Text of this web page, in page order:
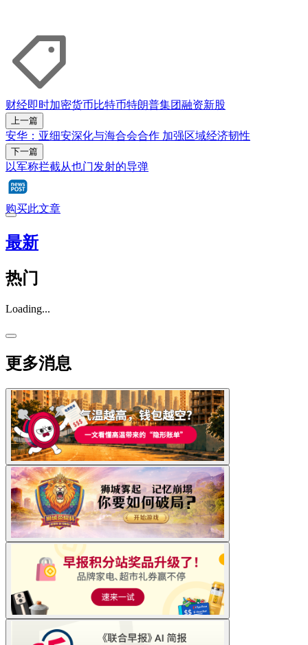
财经即时加密货币比特币特朗普集团融资新股
上一篇
安华：亚细安深化与海合会合作 加强区域经济韧性
下一篇
以军称拦截从也门发射的导弹
购买此文章
最新
热门
Loading...
更多消息